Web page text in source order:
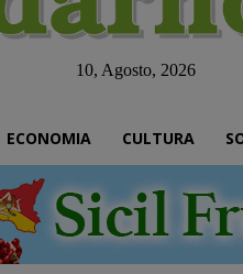
10, Agosto, 2026
ECONOMIA CULTURA